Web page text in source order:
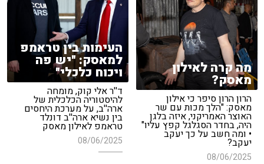
העימות בין טראמפ
למאסק: "יש פה
ויכוח כלכלי"
ד''ר אלי קוק, מומחה
להיסטוריה הכלכלית של
ארה''ב, על מערכת היחסים
בין נשיא ארה''ב דונלד
טראמפ לאילון מאסק
08/06/2025
מה קרה לאילון
מאסק?
הרון הרון סיפר כי אילון
מאסק: "הלך מכות עם שר
האוצר האמריקני, איזה בלגן
היה, בחדר הסגלגל קפץ עליו"
• ומה חשב על כך יעקב
יעקב?
08/06/2025